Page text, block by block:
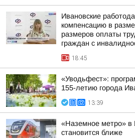
Ивановские
компенсацию в
размеров оплаты
граждан с
18:45
«Уводьфест»:
155-летию города
13:39
«Наземное метро» в
становится ближе